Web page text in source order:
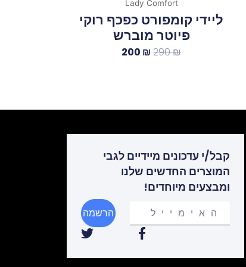
Lady Comfort
ליידי קומפורט כפכף רוקי
פיוטר מוברש
290₪
200 ₪
קבל/י עדכונים מיידיים לגבי
המוצרים החדשים שלנו
ומבצעים מיוחדים!
email
הרשמה
F
c
T
i